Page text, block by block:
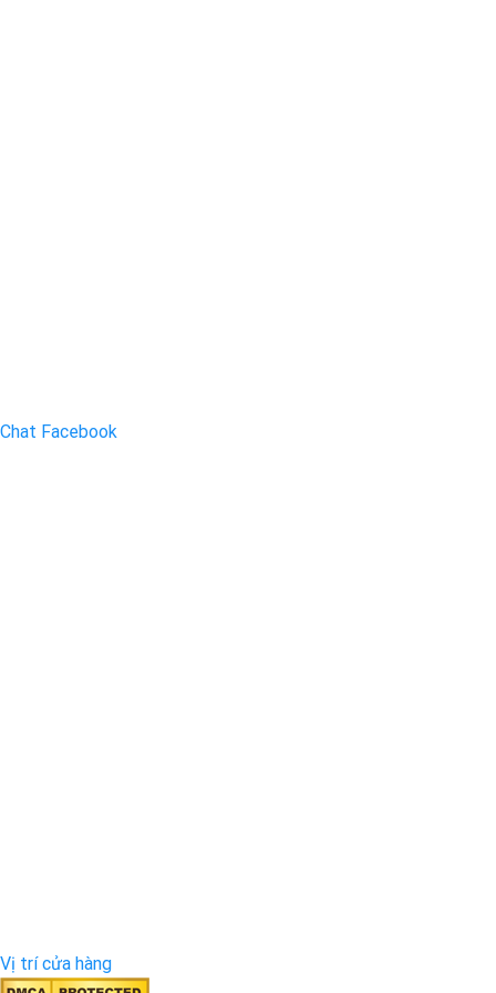
Chat Facebook
Vị trí cửa hàng